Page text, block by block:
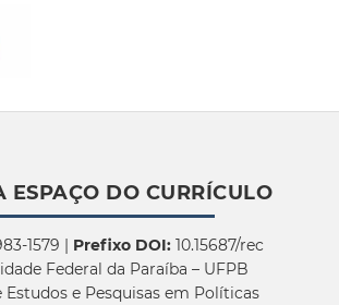
ESPAÇO DO CURRÍCULO
1579 | Prefixo DOI:10.15687/rec
Federal da Paraíba – UFPB
Estudos e Pesquisas em Políticas